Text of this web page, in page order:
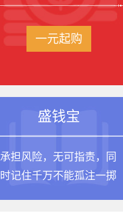
一元起购
盛钱宝
承担风险，无可指责，同
时记住千万不能孤注一掷